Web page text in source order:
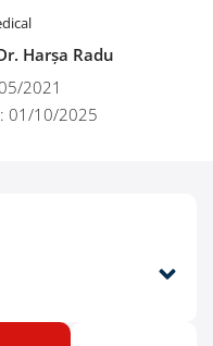
Harșa Radu
2021
01/10/2025